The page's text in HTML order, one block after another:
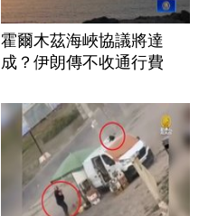
霍爾木茲海峽協議將達
成？伊朗傳不收通行費